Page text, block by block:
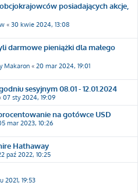
posiadających akcje,
« 30 kwie 2024, 13:08
darmowe pieniążki dla małego
Makaron « 20 mar 2024, 19:01
sesyjnym 08.01 - 12.01.2024
07 sty 2024, 19:09
na gotówce USD
mar 2023, 10:26
Hathaway
paź 2022, 10:25
2021, 19:53